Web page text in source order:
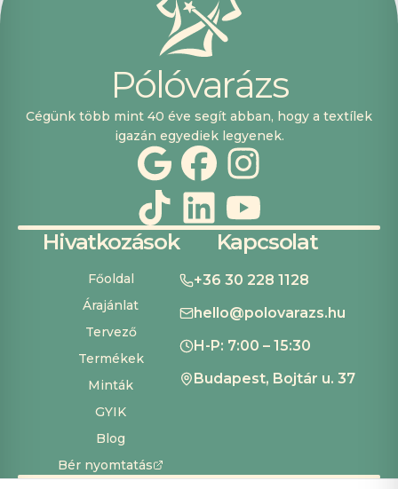
Pólóvarázs
Cégünk több mint 40 éve segít abban, hogy a textílek
igazán egyediek legyenek.
Hivatkozások
Főoldal
Árajánlat
Tervező
Termékek
Minták
GYIK
Blog
Bér nyomtatás
Kapcsolat
+36 30 228 1128
hello@polovarazs.hu
H-P: 7:00 – 15:30
Budapest, Bojtár u. 37